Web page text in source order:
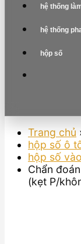
hệ thống
hệ thống
hộp số
Trang chủ
hộp số ô
hộp số
Chẩn
(kẹt P/